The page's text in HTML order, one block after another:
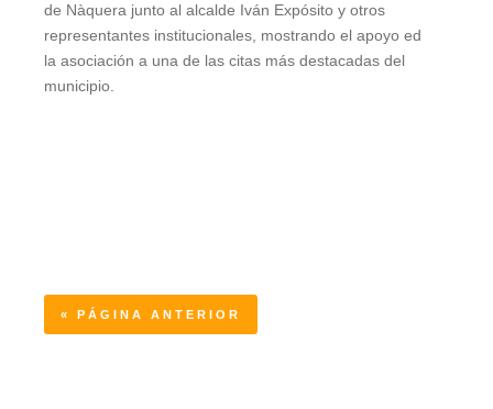
de Nàquera junto al alcalde Iván Expósito y otros
representantes institucionales, mostrando el apoyo ed
la asociación a una de las citas más destacadas del
municipio.
« PÁGINA ANTERIOR